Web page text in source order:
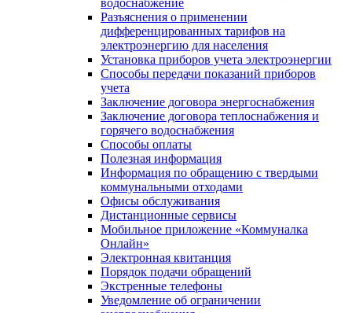
водоснабжение
Разъяснения о применении
дифференцированных тарифов на
электроэнергию для населения
Установка приборов учета электроэнергии
Способы передачи показаний приборов
учета
Заключение договора энергоснабжения
Заключение договора теплоснабжения и
горячего водоснабжения
Способы оплаты
Полезная информация
Информация по обращению с твердыми
коммунальными отходами
Офисы обслуживания
Дистанционные сервисы
Мобильное приложение «Коммуналка
Онлайн»
Электронная квитанция
Порядок подачи обращений
Экстренные телефоны
Уведомление об ограничении